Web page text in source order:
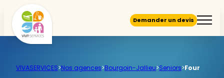
Demander un devis
VIVASERVICES>Nos agences>Bourgoin-Jallieu>Seniors>Four